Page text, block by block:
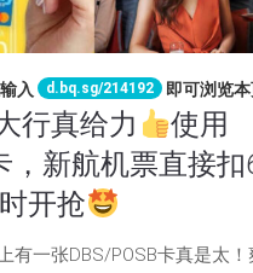
入 d.bq.sg/214192 即可浏览
行真给力
使用
，新航机票直接
开抢
有一张DBS/POSB卡真是太！